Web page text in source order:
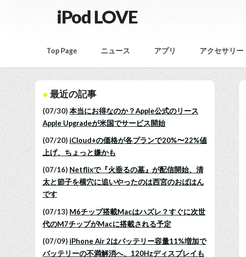
iPod LOVE
Top Page ニュース アプリ アクセサリー
最近の記事
(07/30) 本当にお得なのか？Apple公式のリース
Apple Upgradeが米国でサービス開始
(07/20) iCloud+の価格が各プランで20%〜22%値
上げ、ちょっと嫌かも
(07/16) Netflixで『火垂るの墓』が配信開始、清
太と節子を横穴に追いやったのは西宮のおばはん
です
(07/13) M6チップ搭載Macはハズレ？すぐに次世
代のM7チップがMacに搭載される予定
(07/09) iPhone Air 2はバッテリー容量11%増加で
バッテリーの不満解消へ、120Hzディスプレイも